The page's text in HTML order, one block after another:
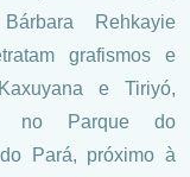
Rehkayie
grafismos e
e Tiriyó,
no Parque do
Pará, próximo à